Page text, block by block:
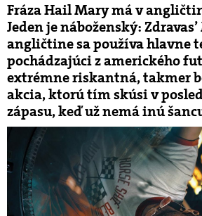
Fráza Hail Mary má v
Jeden je náboženský:
angličtine sa používa hlavne
pochádzajúci z amerického
extrémne riskantná, takmer
akcia, ktorú tím skúsi v
zápasu, keď už nemá inú